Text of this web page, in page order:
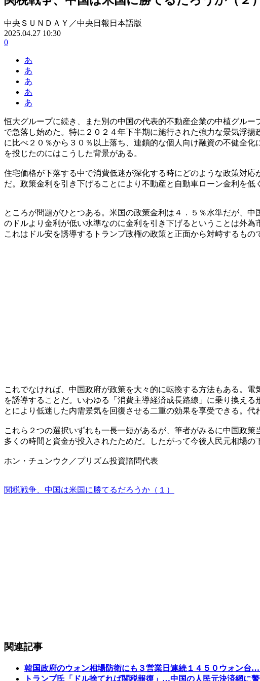
中央ＳＵＮＤＡＹ／中央日報日本語版
2025.04.27 10:30
0
あ
あ
あ
あ
あ
恒大グループに続き、また別の中国の代表的不動産企業の中植グル
で急落し始めた。特に２０２４年下半期に施行された強力な景気浮
に比べ２０％から３０％以上落ち、連鎖的な個人向け融資の不健全
を投じたのにはこうした背景がある。
住宅価格が下落する中で消費低迷が深化する時にどのような政策対
だ。政策金利を引き下げることにより不動産と自動車ローン金利を
ところが問題がひとつある。米国の政策金利は４．５％水準だが、
のドルより金利が低い水準なのに金利を引き下げるということは外
これはドル安を誘導するトランプ政権の政策と正面から対峙するもの
これでなければ、中国政府が政策を大々的に転換する方法もある。
を誘導することだ。いわゆる「消費主導経済成長路線」に乗り換え
とにより低迷した内需景気を回復させる二重の効果を享受できる。
これら２つの選択いずれも一長一短があるが、筆者がみるに中国政
多くの時間と資金が投入されたためだ。したがって今後人民元相場
ホン・チュンウク／プリズム投資諮問代表
関税戦争、中国は米国に勝てるだろうか（１）
関連記事
韓国政府のウォン相場防衛にも３営業日連続１４５０ウォン台
トランプ氏「ドル捨てれば関税報復」…中国の人民元決済網に